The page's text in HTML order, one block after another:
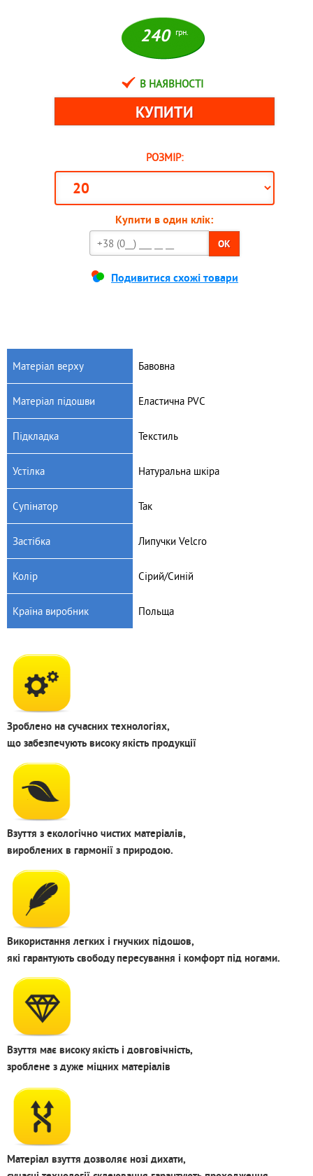
240 грн.
В НАЯВНОСТІ
РОЗМІР:
Купити в один клік:
OK
Подивитися схожі товари
Матеріал верху Бавовна
Матеріал підошви Еластична PVC
Підкладка Текстиль
Устілка Натуральна шкіра
Супінатор Так
Застібка Липучки Velcro
Колір Сірий/Синій
Країна виробник Польща
Зроблено на сучасних технологіях,
що забезпечують високу якість продукції
Взуття з екологічно чистих матеріалів,
вироблених в гармонії з природою.
Використання легких і гнучких підошов,
які гарантують свободу пересування і комфорт під ногами.
Взуття має високу якість і довговічність,
зроблене з дуже міцних матеріалів
Матеріал взуття дозволяє нозі дихати,